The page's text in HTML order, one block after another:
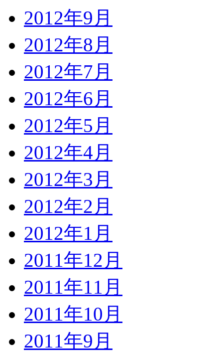
2012年9月
2012年8月
2012年7月
2012年6月
2012年5月
2012年4月
2012年3月
2012年2月
2012年1月
2011年12月
2011年11月
2011年10月
2011年9月